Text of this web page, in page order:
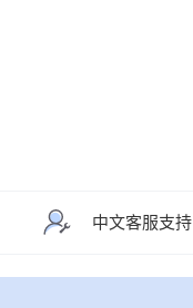
中文客服支持